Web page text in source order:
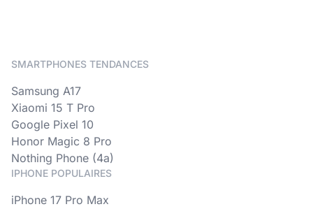
SMARTPHONES TENDANCES
Samsung A17
Xiaomi 15 T Pro
Google Pixel 10
Honor Magic 8 Pro
Nothing Phone (4a)
IPHONE POPULAIRES
iPhone 17 Pro Max